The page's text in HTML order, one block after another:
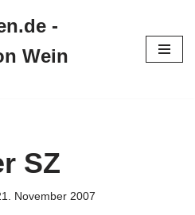
-
Wein
SZ
November 2007